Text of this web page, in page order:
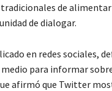
tradicionales de
de dialogar.
en redes sociales,
para informar
afirmó que Twitter